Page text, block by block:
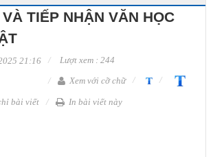
TIẾP NHẬN VĂN HỌC
21:16
Lượt xem : 244
Xem với cỡ chữ
bài viết In bài viết này